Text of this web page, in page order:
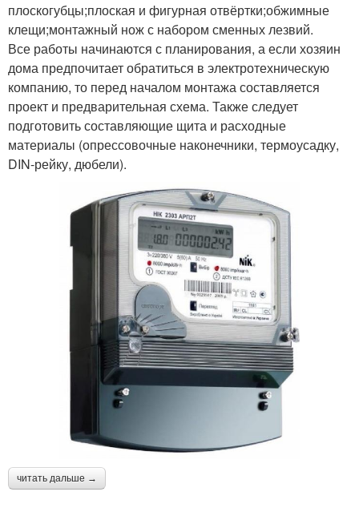
плоскогубцы;плоская и фигурная отвёртки;обжимные
клещи;монтажный нож с набором сменных лезвий.
Все работы начинаются с планирования, а если хозяин
дома предпочитает обратиться в электротехническую
компанию, то перед началом монтажа составляется
проект и предварительная схема. Также следует
подготовить составляющие щита и расходные
материалы (опрессовочные наконечники, термоусадку,
DIN-рейку, дюбели).
читать дальше →